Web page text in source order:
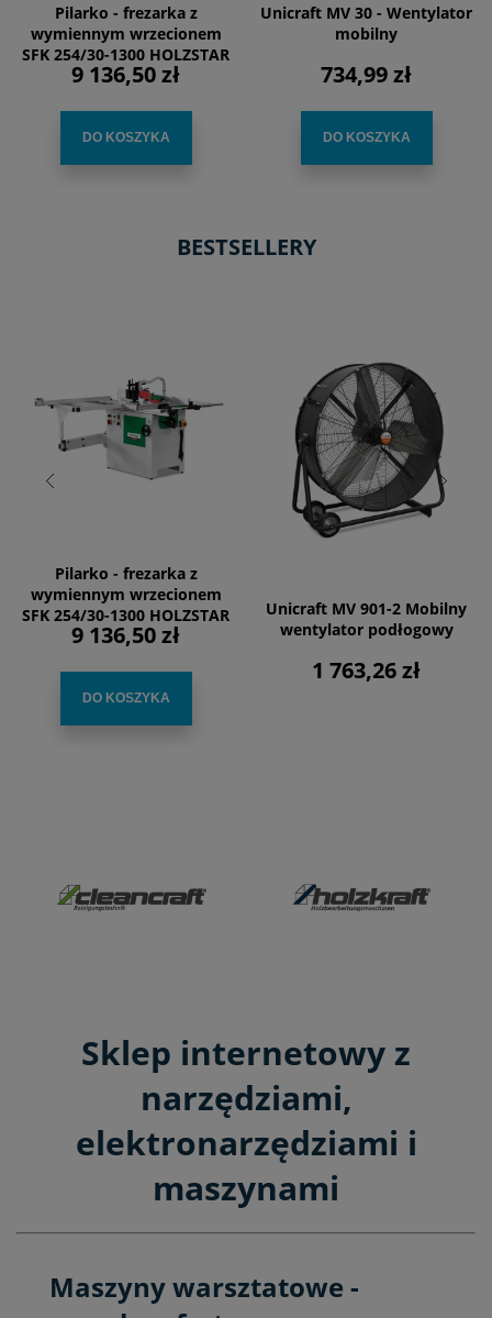
Pilarko - frezarka z
wymiennym wrzecionem
SFK 254/30-1300 HOLZSTAR
9 136,50 zł
DO KOSZYKA
Unicraft MV 30 - Wentylator
mobilny
734,99 zł
DO KOSZYKA
BESTSELLERY
Pilarko - frezarka z
wymiennym wrzecionem
SFK 254/30-1300 HOLZSTAR
9 136,50 zł
DO KOSZYKA
Unicraft MV 901-2 Mobilny
wentylator podłogowy
1 763,26 zł
Sklep internetowy z
narzędziami,
elektronarzędziami i
maszynami
Maszyny warsztatowe -